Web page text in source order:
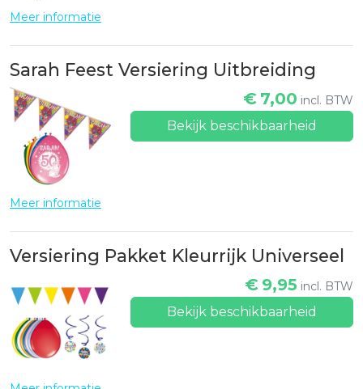
Meer informatie
Sarah Feest Versiering Uitbreiding
€ 7,00 incl. BTW
Bekijk beschikbaarheid
Meer informatie
Versiering Pakket Kleurrijk Universeel
€ 9,95 incl. BTW
Bekijk beschikbaarheid